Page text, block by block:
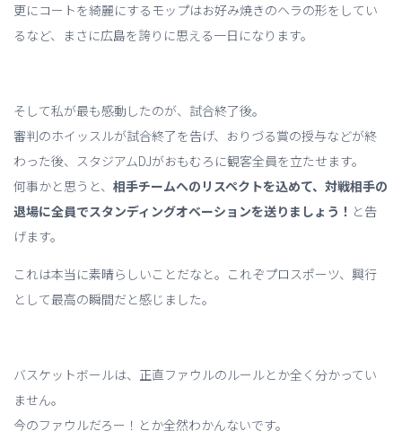
更にコートを綺麗にするモップはお好み焼きのヘラの形をしてい
るなど、まさに広島を誇りに思える一日になります。
そして私が最も感動したのが、試合終了後。
審判のホイッスルが試合終了を告げ、おりづる賞の授与などが終
わった後、スタジアムDJがおもむろに観客全員を立たせます。
何事かと思うと、 相手チームへのリスペクトを込めて、対戦相手の
退場に全員でスタンディングオベーションを送りましょう！ と告
げます。
これは本当に素晴らしいことだなと。これぞプロスポーツ、興行
として最高の瞬間だと感じました。
バスケットボールは、正直ファウルのルールとか全く分かってい
ません。
今のファウルだろー！とか全然わかんないです。